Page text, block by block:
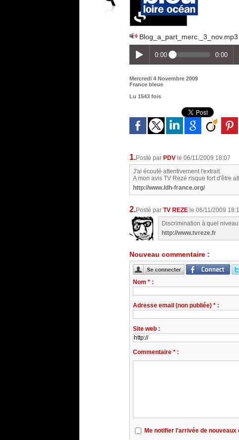
Blog_a_part_merc._3_nov.mp3
0:00 0:00
Mercredi 4 Novembre 2009
France bleue
Lu 1543 fois
1.Posté par PDV le 06/11/2009 18:07
J'ai écouté attentivement l'extrait.
A mon avis TV Rezé risque fort d'être
http://www.ldh-france.org/
2.Posté par TV REZE le 06/11/2009
Discrimination à quel
http://www.tvreze.fr
Nouveau commentaire :
Nom * :
Adresse email (non publiée) * :
Site web :
Commentaire * :
Me notifier l'arrivée de nouveaux